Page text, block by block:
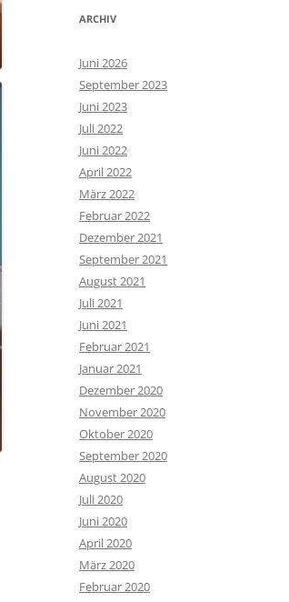
ARCHIV
Juni 2026
September 2023
Juni 2023
Juli 2022
Juni 2022
April 2022
März 2022
Februar 2022
Dezember 2021
September 2021
August 2021
Juli 2021
Juni 2021
Februar 2021
Januar 2021
Dezember 2020
November 2020
Oktober 2020
September 2020
August 2020
Juli 2020
Juni 2020
April 2020
März 2020
Februar 2020